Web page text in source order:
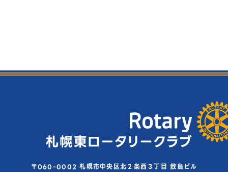
〒060-0002 札幌市中央区北２条西３丁目 敷島ビル